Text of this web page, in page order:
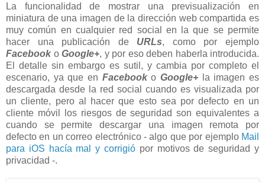
La funcionalidad de mostrar una previsualización en
miniatura de una imagen de la dirección web compartida es
muy común en cualquier red social en la que se permite
hacer una publicación de URLs, como por ejemplo
Facebook o Google+, y por eso deben haberla introducida.
El detalle sin embargo es sutil, y cambia por completo el
escenario, ya que en FacebookoGoogle+ la imagen es
descargada desde la red social cuando es visualizada por
un cliente, pero al hacer que esto sea por defecto en un
cliente móvil los riesgos de seguridad son equivalentes a
cuando se permite descargar una imagen remota por
defecto en un correo electrónico - algo que por ejemplo Mail
para iOS hacía mal y corrigió por motivos de seguridad y
privacidad -.